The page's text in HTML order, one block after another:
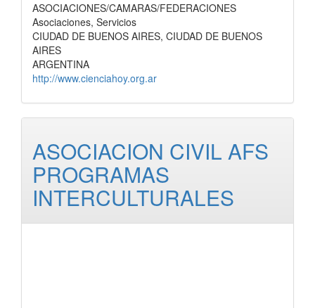
ASOCIACIONES/CAMARAS/FEDERACIONES
Asociaciones, Servicios
CIUDAD DE BUENOS AIRES, CIUDAD DE BUENOS
AIRES
ARGENTINA
http://www.cienciahoy.org.ar
ASOCIACION CIVIL AFS
PROGRAMAS
INTERCULTURALES